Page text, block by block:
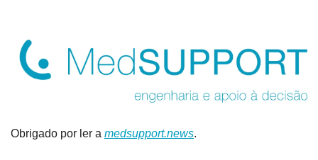
Obrigado por ler a medsupport.news.